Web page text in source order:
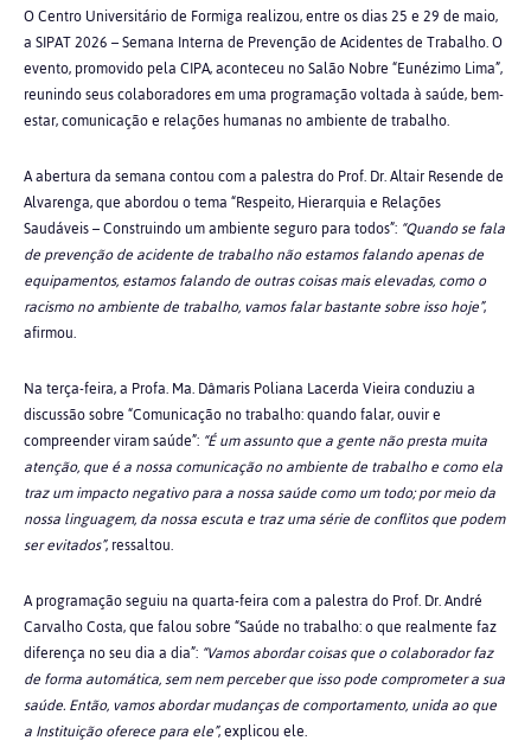
O Centro Universitário de Formiga realizou, entre os dias 25 e 29 de maio,
a SIPAT 2026 – Semana Interna de Prevenção de Acidentes de Trabalho. O
evento, promovido pela CIPA, aconteceu no Salão Nobre “Eunézimo Lima”,
reunindo seus colaboradores em uma programação voltada à saúde, bem-
estar, comunicação e relações humanas no ambiente de trabalho.
A abertura da semana contou com a palestra do Prof. Dr. Altair Resende de
Alvarenga, que abordou o tema “Respeito, Hierarquia e Relações
Saudáveis – Construindo um ambiente seguro para todos”: “Quando se fala
de prevenção de acidente de trabalho não estamos falando apenas de
equipamentos, estamos falando de outras coisas mais elevadas, como o
racismo no ambiente de trabalho, vamos falar bastante sobre isso hoje”,
afirmou.
Na terça-feira, a Profa. Ma. Dâmaris Poliana Lacerda Vieira conduziu a
discussão sobre “Comunicação no trabalho: quando falar, ouvir e
compreender viram saúde”: “É um assunto que a gente não presta muita
atenção, que é a nossa comunicação no ambiente de trabalho e como ela
traz um impacto negativo para a nossa saúde como um todo; por meio da
nossa linguagem, da nossa escuta e traz uma série de conflitos que podem
ser evitados”, ressaltou.
A programação seguiu na quarta-feira com a palestra do Prof. Dr. André
Carvalho Costa, que falou sobre “Saúde no trabalho: o que realmente faz
diferença no seu dia a dia”: “Vamos abordar coisas que o colaborador faz
de forma automática, sem nem perceber que isso pode comprometer a sua
saúde. Então, vamos abordar mudanças de comportamento, unida ao que
a Instituição oferece para ele”, explicou ele.